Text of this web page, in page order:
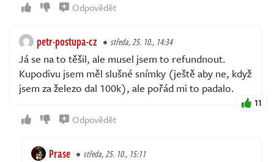
Odpovědět
petr-postupa-cz středa, 25. 10., 14:34
Já se na to těšil, ale musel jsem to refundnout.
Kupodivu jsem měl slušné snímky (ještě aby ne, když
jsem za železo dal 100k), ale pořád mi to padalo.
11
Odpovědět
Prase středa, 25. 10., 15:11